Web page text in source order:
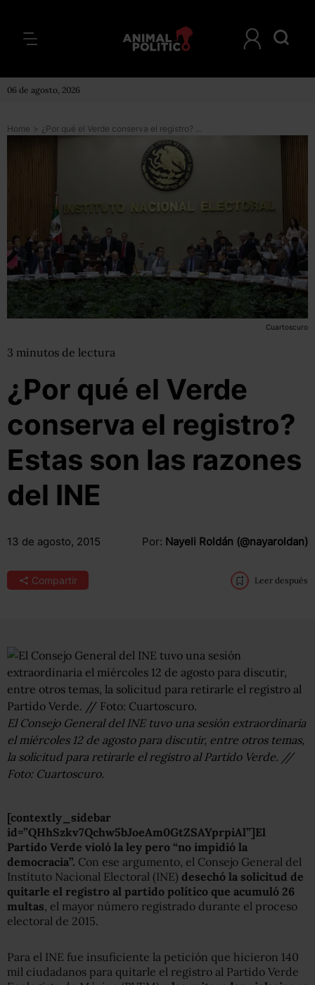
06 de agosto, 2026
Home > ¿Por qué el Verde conserva el registro? Estas son las razones del INE
Cuartoscuro
3 minutos de lectura
¿Por qué el Verde
conserva el registro?
Estas son las razones
del INE
13 de agosto, 2015 Por: Nayeli Roldán (@nayaroldan)
Compartir Leer después
El Consejo General del INE tuvo una sesión extraordinaria
el miércoles 12 de agosto para discutir, entre otros temas,
la solicitud para retirarle el registro al Partido Verde. //
Foto: Cuartoscuro.
[contextly_sidebar
id=”QHhSzkv7Qchw5bJoeAm0GtZSAYprpiAl”]El
Partido Verde violó la ley pero “no impidió la
democracia”. Con ese argumento, el Consejo General del
Instituto Nacional Electoral (INE) desechó la solicitud de
quitarle el registro al partido político que acumuló 26
multas, el mayor número registrado durante el proceso
electoral de 2015.
Para el INE fue insuficiente la petición que hicieron 140
mil ciudadanos para quitarle el registro al Partido Verde